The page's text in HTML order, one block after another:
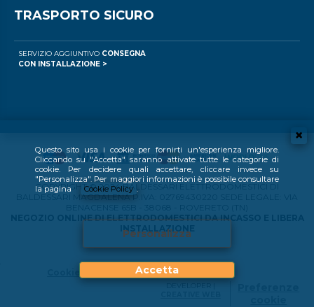
Questo sito usa i cookie per fornirti un'esperienza migliore.
Cliccando su "Accetta" saranno attivate tutte le categorie di
cookie. Per decidere quali accettare, cliccare invece su
"Personalizza". Per maggiori informazioni è possibile consultare
la pagina
Cookie Policy .
Personalizza
Accetta
TRASPORTO SICURO
SERVIZIO AGGIUNTIVO CONSEGNA
CON INSTALLAZIONE >
COPYRIGHT © 2024 BALDESSARI ELETTRODOMESTICI DI
BALDESSARI MAGDALENA P.IVA: 02769430220 SEDE LEGALE: VIA
NEGOZIO ONLINE DI ELETTRODOMESTICI DA INCASSO E LIBERA
INSTALLAZIONE
DEVELOPER |